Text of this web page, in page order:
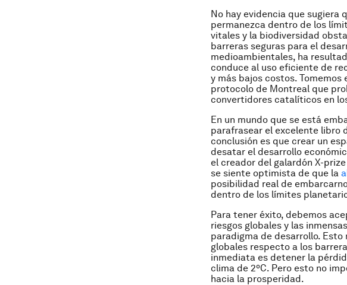
No hay evidencia que sugiera
permanezca dentro de los
vitales y la biodiversidad
barreras seguras para el
medioambientales, ha
conduce al uso eficiente de
y más bajos costos.
protocolo de Montreal que
convertidores catalíticos en
En un mundo que se está
parafrasear el excelente libro
conclusión es que crear un
desatar el desarrollo
el creador del galardón X-
se siente optimista de que la
posibilidad real de
dentro de los límites
Para tener éxito, debemos
riesgos globales y las
paradigma de desarrollo.
globales respecto a los
inmediata es detener la
clima de 2ºC. Pero esto no
hacia la prosperidad.